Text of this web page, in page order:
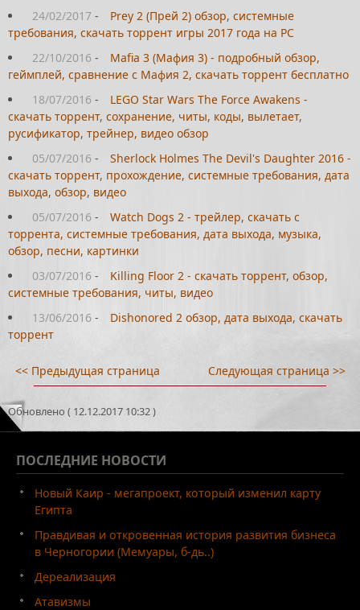
24/02/2017 -
Prey 2 (Прей 2) обзор, системные
требования, скачать торрент игры 2017 года на PC
22/10/2016 -
Mafia 3 (Мафия 3) - подробный обзор,
геймплей, сравнение с Мафия 2, скачать торрент бесплатно
18/07/2016 -
LEGO Star Wars The Force Awakens -
скачать торрент, сохранение, читы, коды, вылетает,
русификатор, трейнер, видео обзор
05/07/2016 -
Sherlock Holmes The Devil's Daughter 2016 -
скачать торрент, прохождение, системные требования, дата
выхода, обзор, видео
05/07/2016 -
Watch Dogs 2 - трейлер, скачать с
торрента, системные требования, дата выхода, музыка,
обзор, песни, картинки
03/07/2016 -
Killing Floor 2 - скачать торрент, обзор,
системные требования, читы, видео
13/06/2016 -
Dishonored 2 обзор, дата выхода, скачать
торрент
<< Предыдущая страница Следующая страница >>
Обновлено ( 12.12.2017 10:32 )
ПОСЛЕДНИЕ НОВОСТИ
Новый Каир - мегапроект, который изменил карту
Египта
Правдивая и откровенная история развития бизнеса
в Черногории (Мемуары, б-дь..)
Дереализация
Атавизмы